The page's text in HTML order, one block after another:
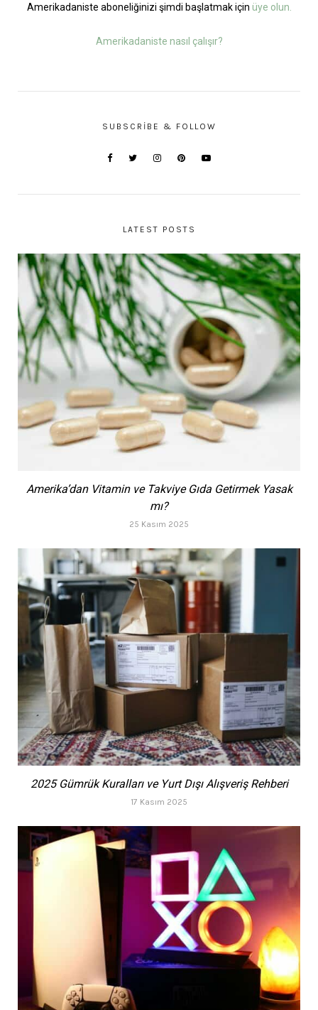
Amerikadaniste aboneliğinizi şimdi başlatmak için üye olun.
Amerikadaniste nasıl çalışır?
SUBSCRIBE & FOLLOW
LATEST POSTS
Amerika’dan Vitamin ve Takviye Gıda Getirmek Yasak
mı?
25 Kasım 2025
2025 Gümrük Kuralları ve Yurt Dışı Alışveriş Rehberi
17 Kasım 2025